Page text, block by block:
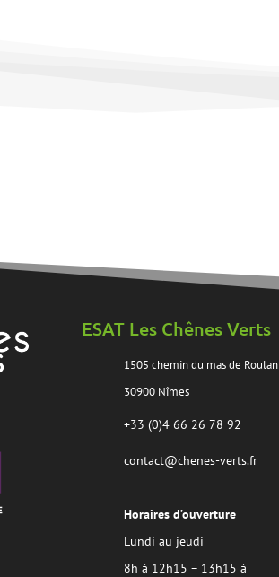
ESAT Les Chênes Verts
1505 chemin du mas de Roulan
30900 Nîmes
+33 (0)4 66 26 78 92
contact@chenes-verts.fr
Horaires d’ouverture
Lundi au jeudi
8h à 12h15 – 13h15 à